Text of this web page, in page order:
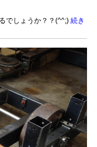
でしょうか？？(^^;) 続き